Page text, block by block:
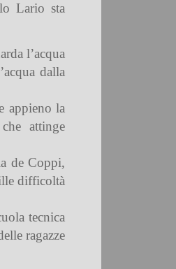
Lario sta
l’acqua
dalla
appieno la
attinge
de Coppi,
difficoltà
tecnica
ragazze